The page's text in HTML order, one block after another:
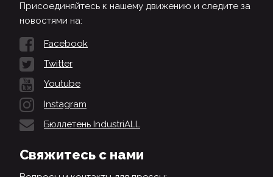
Присоединяйтесь к нашему движению и следите за
новостями на:
Facebook
Twitter
Youtube
Instagram
Бюллетень IndustriALL
Свяжитесь с нами